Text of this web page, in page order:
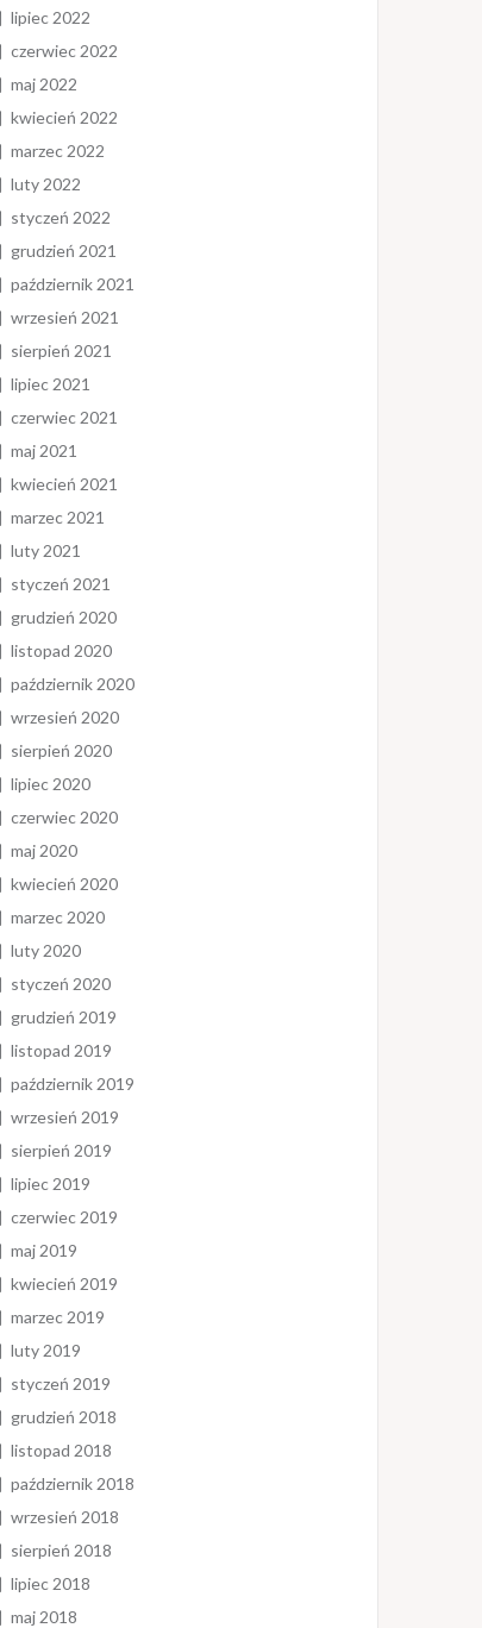
lipiec 2022
czerwiec 2022
maj 2022
kwiecień 2022
marzec 2022
luty 2022
styczeń 2022
grudzień 2021
październik 2021
wrzesień 2021
sierpień 2021
lipiec 2021
czerwiec 2021
maj 2021
kwiecień 2021
marzec 2021
luty 2021
styczeń 2021
grudzień 2020
listopad 2020
październik 2020
wrzesień 2020
sierpień 2020
lipiec 2020
czerwiec 2020
maj 2020
kwiecień 2020
marzec 2020
luty 2020
styczeń 2020
grudzień 2019
listopad 2019
październik 2019
wrzesień 2019
sierpień 2019
lipiec 2019
czerwiec 2019
maj 2019
kwiecień 2019
marzec 2019
luty 2019
styczeń 2019
grudzień 2018
listopad 2018
październik 2018
wrzesień 2018
sierpień 2018
lipiec 2018
maj 2018